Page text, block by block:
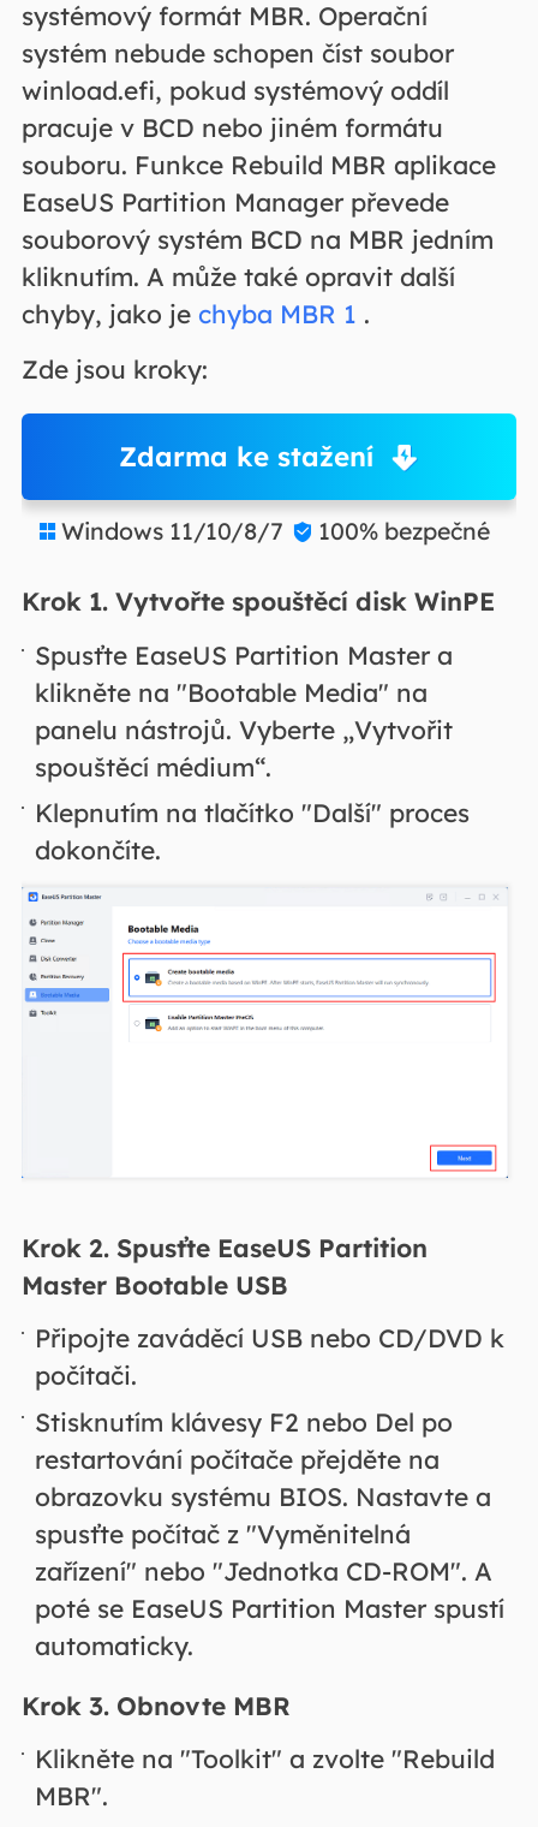
systémový formát MBR. Operační
systém nebude schopen číst soubor
winload.efi, pokud systémový oddíl
pracuje v BCD nebo jiném formátu
souboru. Funkce Rebuild MBR aplikace
EaseUS Partition Manager převede
souborový systém BCD na MBR jedním
kliknutím. A může také opravit další
chyby, jako je chyba MBR 1 .
Zde jsou kroky:
Zdarma ke stažení
 Windows 11/10/8/7  100% bezpečné
Krok 1. Vytvořte spouštěcí disk WinPE
Spusťte EaseUS Partition Master a
klikněte na "Bootable Media" na
panelu nástrojů. Vyberte „Vytvořit
spouštěcí médium“.
Klepnutím na tlačítko "Další" proces
dokončíte.
Krok 2. Spusťte EaseUS Partition
Master Bootable USB
Připojte zaváděcí USB nebo CD/DVD k
počítači.
Stisknutím klávesy F2 nebo Del po
restartování počítače přejděte na
obrazovku systému BIOS. Nastavte a
spusťte počítač z "Vyměnitelná
zařízení" nebo "Jednotka CD-ROM". A
poté se EaseUS Partition Master spustí
automaticky.
Krok 3. Obnovte MBR
Klikněte na "Toolkit" a zvolte "Rebuild
MBR".